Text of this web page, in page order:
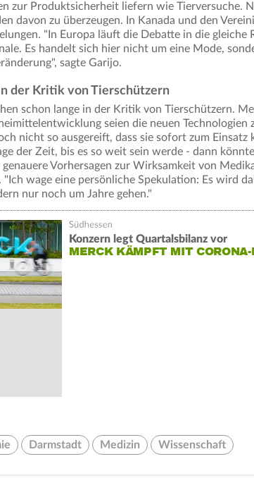
zur Produktsicherheit liefern wie Tierversuche.
davon zu überzeugen. In Kanada und den
"In Europa läuft die Debatte in die gleiche
Es handelt sich hier nicht um eine Mode,
sagte Garijo.
der Kritik von Tierschützern
schon lange in der Kritik von Tierschützern.
seien die neuen Technologien
nicht so ausgereift, dass sie sofort zum Einsatz
der Zeit, bis es so weit sein werde - dann
Vorhersagen zur Wirksamkeit von
"Ich wage eine persönliche Spekulation: Es wird
nur noch um Jahre gehen."
Konzern legt Quartalsbilanz vor
MERCK KÄMPFT MIT
Darmstadt Medizin Wissenschaft